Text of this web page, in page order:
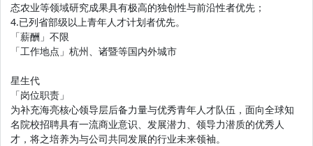
态农业等领域研究成果具有极高的独创性与前沿性者优先；
4.已列省部级以上青年人才计划者优先。
「薪酬」不限
「工作地点」杭州、诸暨等国内外城市
星生代
「岗位职责」
为补充海亮核心领导层后备力量与优秀青年人才队伍，面向全球知
名院校招聘具有一流商业意识、发展潜力、领导力潜质的优秀人
才，将之培养为与公司共同发展的行业未来领袖。